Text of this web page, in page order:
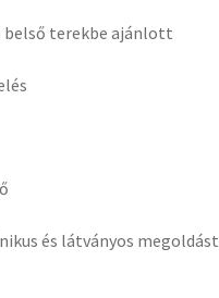
belső terekbe ajánlott
és látványos megoldást